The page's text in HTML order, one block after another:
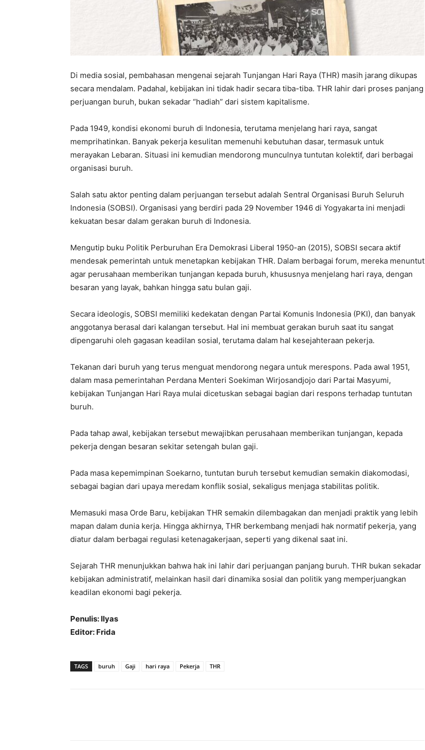
Di media sosial, pembahasan mengenai sejarah Tunjangan Hari Raya (THR) masih jarang dikupas
secara mendalam. Padahal, kebijakan ini tidak hadir secara tiba-tiba. THR lahir dari proses panjang
perjuangan buruh, bukan sekadar “hadiah” dari sistem kapitalisme.
Pada 1949, kondisi ekonomi buruh di Indonesia, terutama menjelang hari raya, sangat
memprihatinkan. Banyak pekerja kesulitan memenuhi kebutuhan dasar, termasuk untuk
merayakan Lebaran. Situasi ini kemudian mendorong munculnya tuntutan kolektif, dari berbagai
organisasi buruh.
Salah satu aktor penting dalam perjuangan tersebut adalah Sentral Organisasi Buruh Seluruh
Indonesia (SOBSI). Organisasi yang berdiri pada 29 November 1946 di Yogyakarta ini menjadi
kekuatan besar dalam gerakan buruh di Indonesia.
Mengutip buku Politik Perburuhan Era Demokrasi Liberal 1950-an (2015), SOBSI secara aktif
mendesak pemerintah untuk menetapkan kebijakan THR. Dalam berbagai forum, mereka menuntut
agar perusahaan memberikan tunjangan kepada buruh, khususnya menjelang hari raya, dengan
besaran yang layak, bahkan hingga satu bulan gaji.
Secara ideologis, SOBSI memiliki kedekatan dengan Partai Komunis Indonesia (PKI), dan banyak
anggotanya berasal dari kalangan tersebut. Hal ini membuat gerakan buruh saat itu sangat
dipengaruhi oleh gagasan keadilan sosial, terutama dalam hal kesejahteraan pekerja.
Tekanan dari buruh yang terus menguat mendorong negara untuk merespons. Pada awal 1951,
dalam masa pemerintahan Perdana Menteri Soekiman Wirjosandjojo dari Partai Masyumi,
kebijakan Tunjangan Hari Raya mulai dicetuskan sebagai bagian dari respons terhadap tuntutan
buruh.
Pada tahap awal, kebijakan tersebut mewajibkan perusahaan memberikan tunjangan, kepada
pekerja dengan besaran sekitar setengah bulan gaji.
Pada masa kepemimpinan Soekarno, tuntutan buruh tersebut kemudian semakin diakomodasi,
sebagai bagian dari upaya meredam konflik sosial, sekaligus menjaga stabilitas politik.
Memasuki masa Orde Baru, kebijakan THR semakin dilembagakan dan menjadi praktik yang lebih
mapan dalam dunia kerja. Hingga akhirnya, THR berkembang menjadi hak normatif pekerja, yang
diatur dalam berbagai regulasi ketenagakerjaan, seperti yang dikenal saat ini.
Sejarah THR menunjukkan bahwa hak ini lahir dari perjuangan panjang buruh. THR bukan sekadar
kebijakan administratif, melainkan hasil dari dinamika sosial dan politik yang memperjuangkan
keadilan ekonomi bagi pekerja.
Penulis: Ilyas
Editor: Frida
TAGS buruh Gaji hari raya Pekerja THR